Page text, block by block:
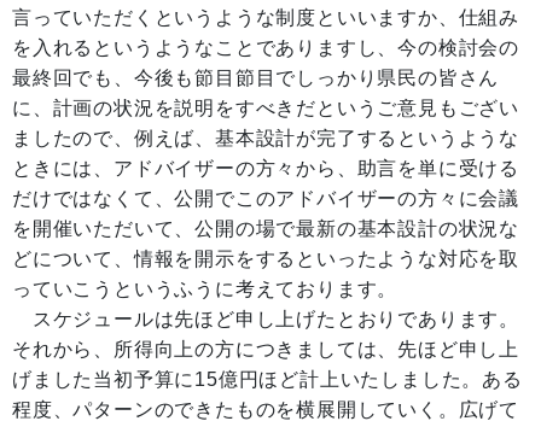
言っていただくというような制度といいますか、仕組み
を入れるというようなことでありますし、今の検討会の
最終回でも、今後も節目節目でしっかり県民の皆さん
に、計画の状況を説明をすべきだというご意見もござい
ましたので、例えば、基本設計が完了するというような
ときには、アドバイザーの方々から、助言を単に受ける
だけではなくて、公開でこのアドバイザーの方々に会議
を開催いただいて、公開の場で最新の基本設計の状況な
どについて、情報を開示をするといったような対応を取
っていこうというふうに考えております。
スケジュールは先ほど申し上げたとおりであります。
それから、所得向上の方につきましては、先ほど申し上
げました当初予算に15億円ほど計上いたしました。ある
程度、パターンのできたものを横展開していく。広げて